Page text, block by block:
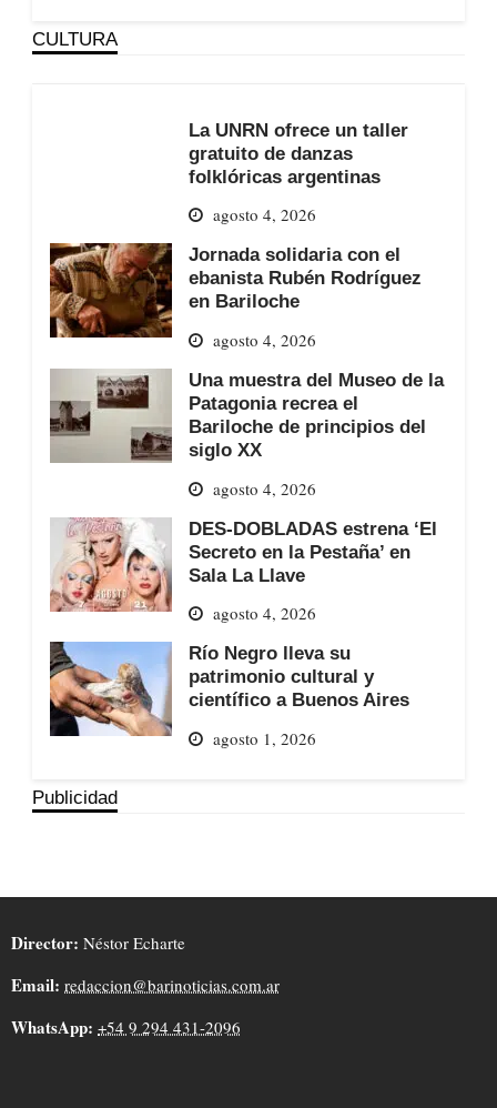
CULTURA
La UNRN ofrece un taller
gratuito de danzas
folklóricas argentinas
agosto 4, 2026
Jornada solidaria con el
ebanista Rubén Rodríguez
en Bariloche
agosto 4, 2026
Una muestra del Museo de la
Patagonia recrea el
Bariloche de principios del
siglo XX
agosto 4, 2026
DES-DOBLADAS estrena ‘El
Secreto en la Pestaña’ en
Sala La Llave
agosto 4, 2026
Río Negro lleva su
patrimonio cultural y
científico a Buenos Aires
agosto 1, 2026
Publicidad
Director: Néstor Echarte
Email: redaccion@barinoticias.com.ar
WhatsApp: +54 9 294 431-2096